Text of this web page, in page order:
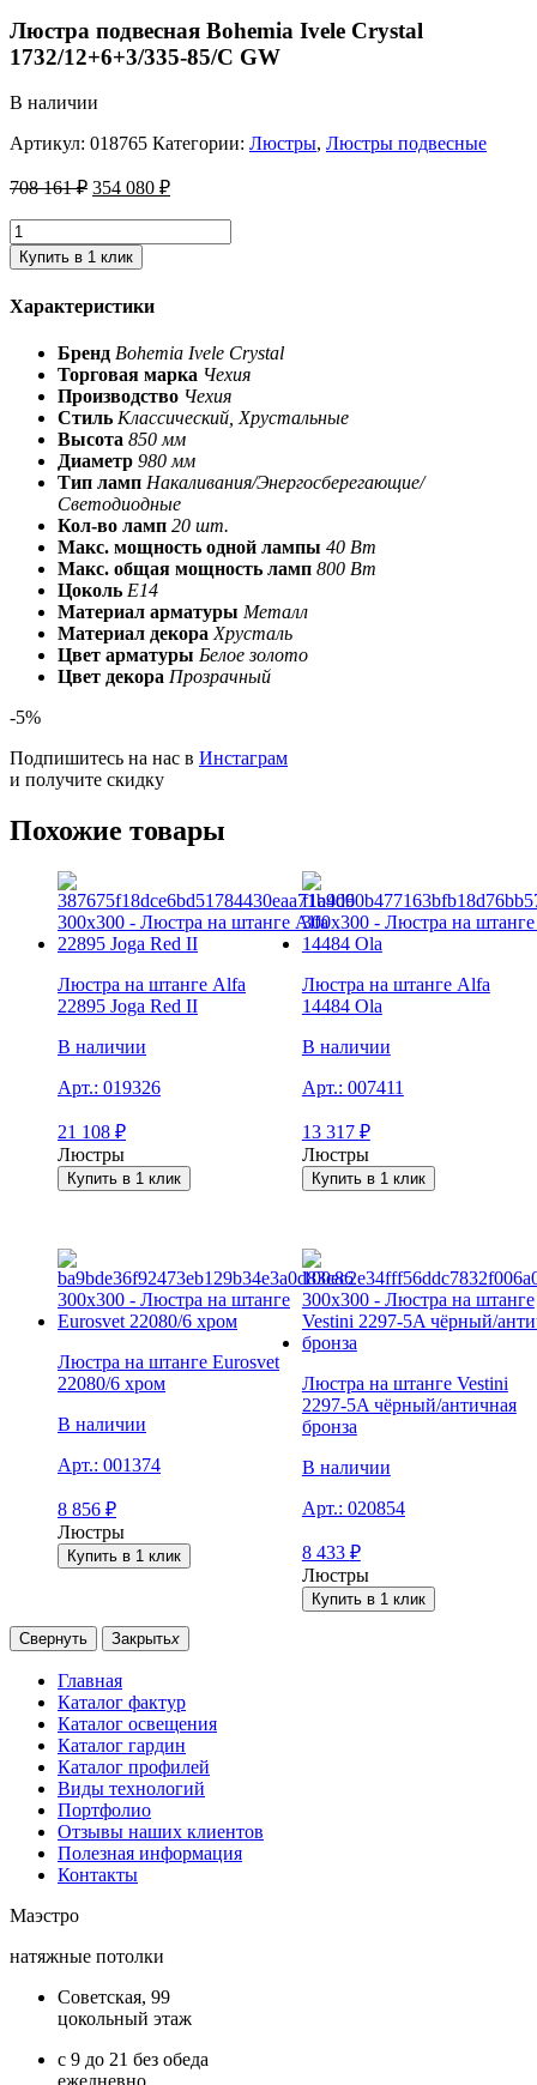
Люстра подвесная Bohemia Ivele Crystal
1732/12+6+3/335-85/C GW
В наличии
Артикул: 018765 Категории: Люстры, Люстры подвесные
708 161₽ 354 080 ₽
Купить в 1 клик
Характеристики
Бренд Bohemia Ivele Crystal
Торговая марка Чехия
Производство Чехия
Стиль Классический, Хрустальные
Высота 850 мм
Диаметр 980 мм
Тип ламп Накаливания/Энергосберегающие/
Светодиодные
Кол-во ламп 20 шт.
Макс. мощность одной лампы 40 Вт
Макс. общая мощность ламп 800 Вт
Цоколь E14
Материал арматуры Металл
Материал декора Хрусталь
Цвет арматуры Белое золото
Цвет декора Прозрачный
-5%
Подпишитесь на нас в Инстаграм
и получите скидку
Похожие товары
Люстра на штанге Alfa
22895 Joga Red II
В наличии
Арт.: 019326
21 108 ₽
Люстры
Купить в 1 клик
Люстра на штанге Alfa
14484 Ola
В наличии
Арт.: 007411
13 317 ₽
Люстры
Купить в 1 клик
Люстра на штанге Eurosvet
22080/6 хром
В наличии
Арт.: 001374
8 856 ₽
Люстры
Купить в 1 клик
Люстра на штанге Vestini
2297-5A чёрный/античная
бронза
В наличии
Арт.: 020854
8 433 ₽
Люстры
Купить в 1 клик
Свернуть Закрытьx
Главная
Каталог фактур
Каталог освещения
Каталог гардин
Каталог профилей
Виды технологий
Портфолио
Отзывы наших клиентов
Полезная информация
Контакты
Маэстро
натяжные потолки
Советская, 99
цокольный этаж
с 9 до 21 без обеда
ежедневно